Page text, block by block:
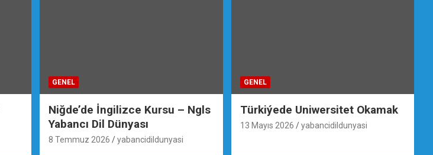
GENEL
Niğde’de İngilizce Kursu – Ngls
Yabancı Dil Dünyası
8 Temmuz 2026 yabancidildunyasi
GENEL
Türkiýede Uniwersitet Okamak
13 Mayıs 2026 yabancidildunyasi